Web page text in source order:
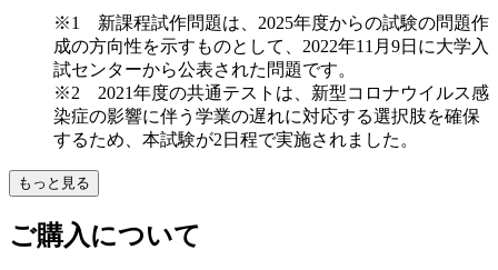
※1 新課程試作問題は、2025年度からの試験の問題作
成の方向性を示すものとして、2022年11月9日に大学入
試センターから公表された問題です。
※2 2021年度の共通テストは、新型コロナウイルス感
染症の影響に伴う学業の遅れに対応する選択肢を確保
するため、本試験が2日程で実施されました。
もっと見る
ご購入について